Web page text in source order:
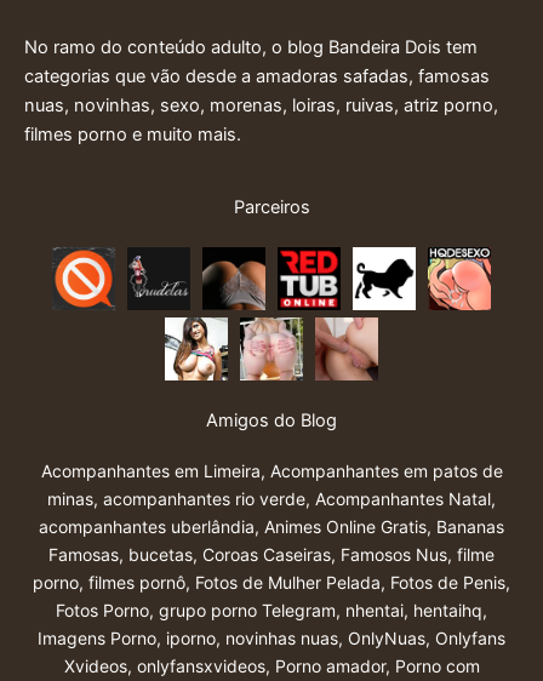
No ramo do conteúdo adulto, o blog Bandeira Dois tem
categorias que vão desde a amadoras safadas, famosas
nuas, novinhas, sexo, morenas, loiras, ruivas, atriz porno,
filmes porno e muito mais.
Parceiros
Amigos do Blog
Acompanhantes em Limeira, Acompanhantes em patos de
minas, acompanhantes rio verde, Acompanhantes Natal,
acompanhantes uberlândia, Animes Online Gratis, Bananas
Famosas, bucetas, Coroas Caseiras, Famosos Nus, filme
porno, filmes pornô, Fotos de Mulher Pelada, Fotos de Penis,
Fotos Porno, grupo porno Telegram, nhentai, hentaihq,
Imagens Porno, iporno, novinhas nuas, OnlyNuas, Onlyfans
Xvideos, onlyfansxvideos, Porno amador, Porno com